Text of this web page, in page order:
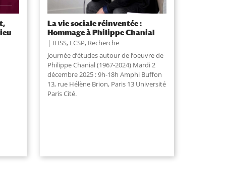
La vie sociale réinventée :
Hommage à Philippe Chanial
IHSS, LCSP, Recherche
Journée d’études autour de l’oeuvre de
Philippe Chanial (1967-2024) Mardi 2
décembre 2025 : 9h-18h Amphi Buffon
13, rue Hélène Brion, Paris 13 Université
Paris Cité.